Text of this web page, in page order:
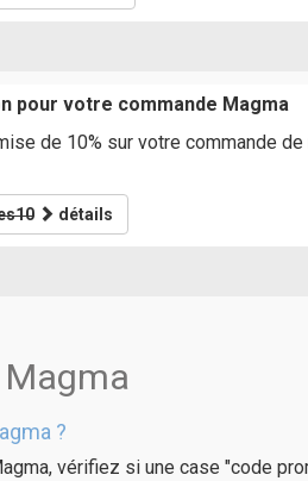
pour votre commande Magma
de 10% sur votre commande de
détails
?
vérifiez si une case "code